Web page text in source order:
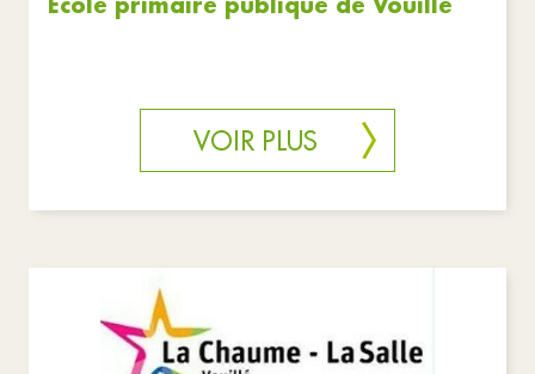
VOIR PLUS